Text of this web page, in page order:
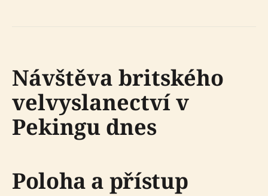
Návštěva britského
velvyslanectví v
Pekingu dnes
Poloha a přístup